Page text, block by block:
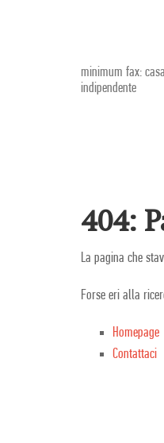
minimum fax:
indipendente
404:
La pagina che
Forse eri alla
Homepage
Contattaci